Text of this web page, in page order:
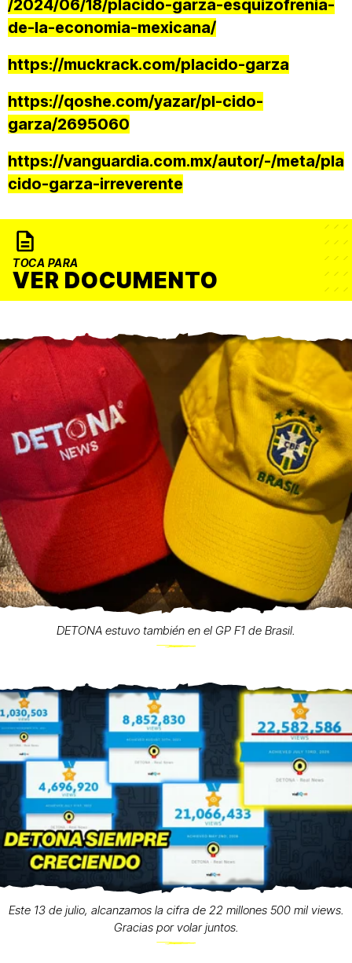
/2024/06/18/placido-garza-esquizofrenia-
de-la-economia-mexicana/
https://muckrack.com/placido-garza
https://qoshe.com/yazar/pl-cido-
garza/2695060
https://vanguardia.com.mx/autor/-/meta/pla
cido-garza-irreverente
TOCA PARA
VER DOCUMENTO
DETONA estuvo también en el GP F1 de Brasil.
Este 13 de julio, alcanzamos la cifra de 22 millones 500 mil views.
Gracias por volar juntos.